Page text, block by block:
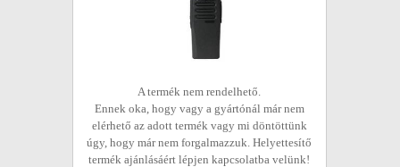
A termék nem rendelhető.
Ennek oka, hogy vagy a gyártónál már nem
elérhető az adott termék vagy mi döntöttünk
úgy, hogy már nem forgalmazzuk. Helyettesítő
termék ajánlásáért lépjen kapcsolatba velünk!